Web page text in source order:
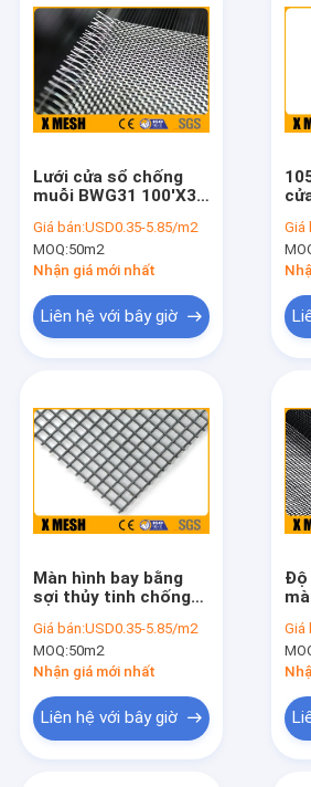
Các sản phẩm
Hướng dẫn VR
Về chúng tôi
Liên hệ chúng tôi
Tin tức
Lưới cửa sổ chống
muỗi BWG31 100'X3
Giá bán:USD0.35-5.85/m2
MOQ:50m2
Nhận giá mới nhất
Liên hệ với bây giờ
Giá
Màn hình bay bằng
sợi thủy tinh chống
tinh tráng PVC
Giá bán:USD0.35-5.85/m2
MOQ:50m2
Nhận giá mới nhất
Liên hệ với bây giờ
Độ
Giá